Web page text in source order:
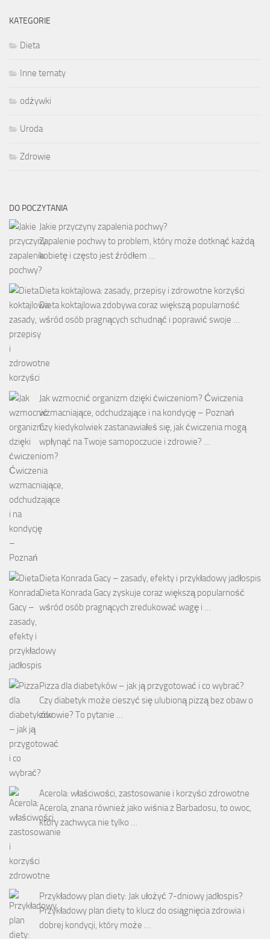
KATEGORIE
Dieta
Inne tematy
odżywki
Uroda
Zdrowie
DO POCZYTANIA
Jakie przyczyny zapalenia pochwy?
Zapalenie pochwy to problem, który może dotknąć każdą
kobietę i często jest źródłem …
Dieta koktajlowa: zasady, przepisy i zdrowotne korzyści
Dieta koktajlowa zdobywa coraz większą popularność
wśród osób pragnących schudnąć i poprawić swoje …
Jak wzmocnić organizm dzięki ćwiczeniom? Ćwiczenia
wzmacniające, odchudzające i na kondycję – Poznań
Czy kiedykolwiek zastanawiałeś się, jak ćwiczenia mogą
wpłynąć na Twoje samopoczucie i zdrowie? …
Dieta Konrada Gacy – zasady, efekty i przykładowy jadłospis
Dieta Konrada Gacy zyskuje coraz większą popularność
wśród osób pragnących zredukować wagę i …
Pizza dla diabetyków – jak ją przygotować i co wybrać?
Czy diabetyk może cieszyć się ulubioną pizzą bez obaw o
zdrowie? To pytanie …
Acerola: właściwości, zastosowanie i korzyści zdrowotne
Acerola, znana również jako wiśnia z Barbadosu, to owoc,
który zachwyca nie tylko …
Przykładowy plan diety: Jak ułożyć 7-dniowy jadłospis?
Przykładowy plan diety to klucz do osiągnięcia zdrowia i
dobrej kondycji, który może …